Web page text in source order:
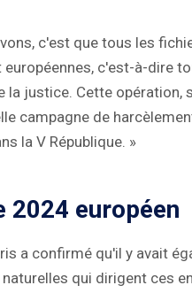
c'est que tous les
c'est-à-dire
la justice. Cette
campagne de
la V République. »
2024 européen
a confirmé qu'il y avait
qui dirigent ces